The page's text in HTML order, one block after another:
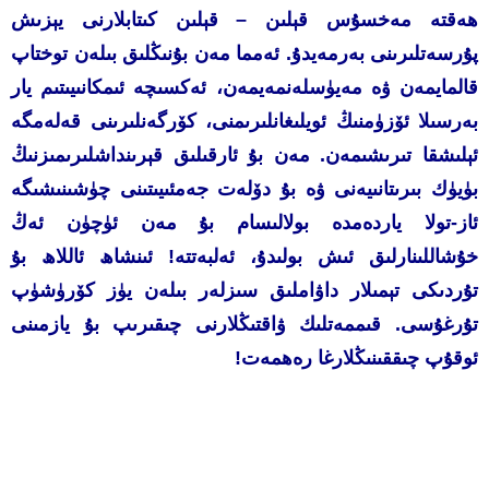
ھەقتە مەخسۇس قېلىن – قېلىن كىتابلارنى يېزىش
پۇرسەتلىرىنى بەرمەيدۇ. ئەمما مەن بۇنىڭلىق بىلەن توختاپ
قالمايمەن ۋە مەيۈسلەنمەيمەن، ئەكسىچە ئىمكانىيىتىم يار
بەرسىلا ئۆزۈمنىڭ ئويلىغانلىرىمنى، كۆرگەنلىرىنى قەلەمگە
ئېلىشقا تىرىشىمەن. مەن بۇ ئارقىلىق قېرىنداشلىرىمىزنىڭ
بۈيۈك بىرىتانىيەنى ۋە بۇ دۆلەت جەمئىيىتىنى چۈشىنىشىگە
ئاز-تولا ياردەمدە بولالىسام بۇ مەن ئۈچۈن ئەڭ
خۇشاللىنارلىق ئىش بولىدۇ، ئەلبەتتە! ئىنشاھ ئاللاھ بۇ
تۇردىكى تېمىلار داۋاملىق سىزلەر بىلەن يۈز كۆرۈشۈپ
تۇرغۇسى. قىممەتلىك ۋاقتىڭلارنى چىقىرىپ بۇ يازمىنى
ئوقۇپ چىققىنىڭلارغا رەھمەت!